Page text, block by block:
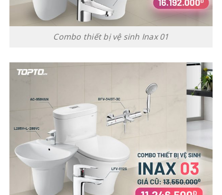
Combo thiết bị vệ sinh Inax 01